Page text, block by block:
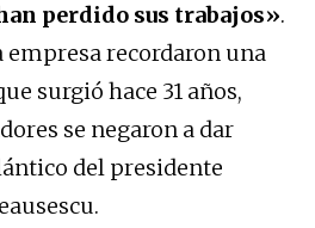
perdido sus trabajos».
empresa recordaron una
surgió hace 31 años,
se negaron a dar
del presidente